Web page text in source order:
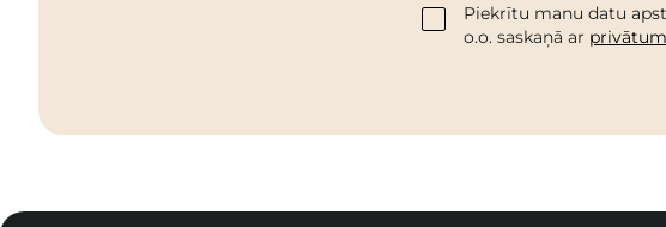
Piekrītu manu datu
o.o. saskaņā ar